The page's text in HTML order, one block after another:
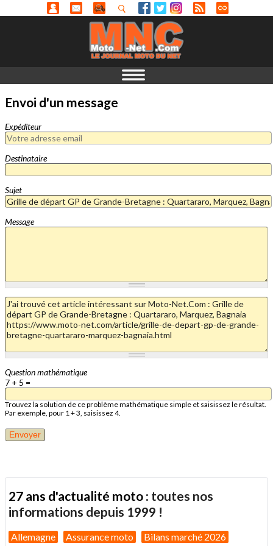
Envoi d'un message
Expéditeur
Destinataire
Sujet
Message
Question mathématique
7 + 5 =
Trouvez la solution de ce problème mathématique simple et saisissez le résultat.
Par exemple, pour 1 + 3, saisissez 4.
27 ans d'actualité moto : toutes nos
informations depuis 1999 !
Allemagne Assurance moto Bilans marché 2026